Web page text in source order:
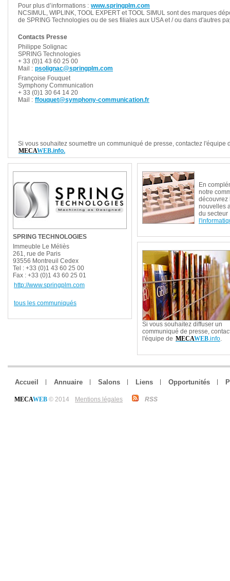
Pour plus d’informations : www.springplm.com
NCSIMUL, WIPLINK, TOOL EXPERT et TOOL SIMUL sont des marques
de SPRING Technologies ou de ses filiales aux USA et / ou dans d'autres
Contacts Presse
Philippe Solignac
SPRING Technologies
+ 33 (0)1 43 60 25 00
Mail : psolignac@springplm.com
Françoise Fouquet
Symphony Communication
+ 33 (0)1 30 64 14 20
Mail : ffouquet@symphony-communication.fr
Si vous souhaitez soumettre un communiqué de presse, contactez l'équipe
MECAWEB.info.
SPRING TECHNOLOGIES
Immeuble Le Méliès
261, rue de Paris
93556 Montreuil Cedex
Tel : +33 (0)1 43 60 25 00
Fax : +33 (0)1 43 60 25 01
http://www.springplm.com
tous les communiqués
En
notre
découvrez
nouvelles
du secteur
Si vous souhaitez diffuser un
communiqué de presse,
l'équipe de MECAWEB.info.
Accueil Annuaire Salons Liens Opportunités
MECAWEB © 2014 Mentions légales RSS